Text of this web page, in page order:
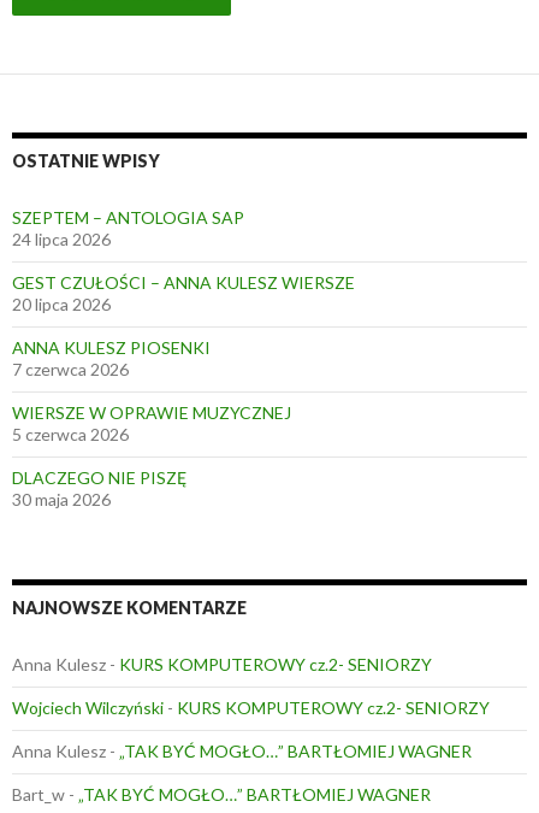
OSTATNIE WPISY
SZEPTEM – ANTOLOGIA SAP
24 lipca 2026
GEST CZUŁOŚCI – ANNA KULESZ WIERSZE
20 lipca 2026
ANNA KULESZ PIOSENKI
7 czerwca 2026
WIERSZE W OPRAWIE MUZYCZNEJ
5 czerwca 2026
DLACZEGO NIE PISZĘ
30 maja 2026
NAJNOWSZE KOMENTARZE
Anna Kulesz - KURS KOMPUTEROWY cz.2- SENIORZY
Wojciech Wilczyński - KURS KOMPUTEROWY cz.2- SENIORZY
Anna Kulesz - „TAK BYĆ MOGŁO…” BARTŁOMIEJ WAGNER
Bart_w - „TAK BYĆ MOGŁO…” BARTŁOMIEJ WAGNER